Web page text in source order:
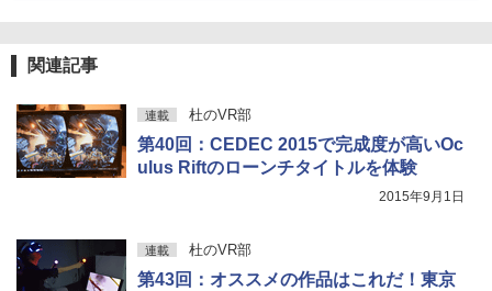
関連記事
連載 杜のVR部
第40回：CEDEC 2015で完成度が高いOc
ulus Riftのローンチタイトルを体験
2015年9月1日
連載 杜のVR部
第43回：オススメの作品はこれだ！東京